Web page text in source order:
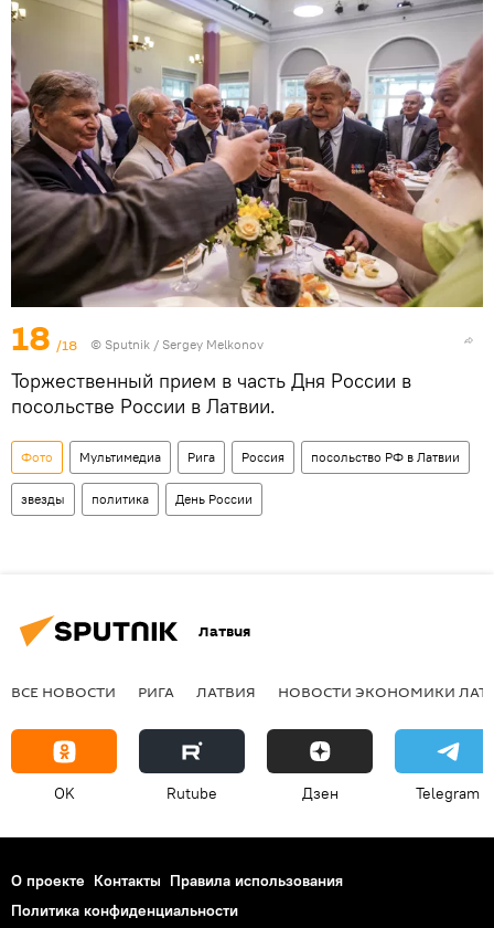
18 /18 © Sputnik / Sergey Melkonov
Торжественный прием в часть Дня России в
посольстве России в Латвии.
Фото Мультимедиа Рига Россия посольство РФ в Латвии
звезды политика День России
Латвия
ВСЕ НОВОСТИ РИГА ЛАТВИЯ НОВОСТИ ЭКОНОМИКИ
OK Rutube Дзен Telegram
О проекте Контакты Правила использования
Политика конфиденциальности